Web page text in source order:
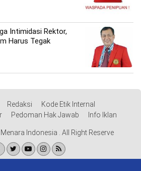
Intimidasi Rektor,
Harus Tegak
Redaksi
Kode Etik Internal
Pedoman Hak Jawab Info Iklan
Indonesia . All Right Reserve